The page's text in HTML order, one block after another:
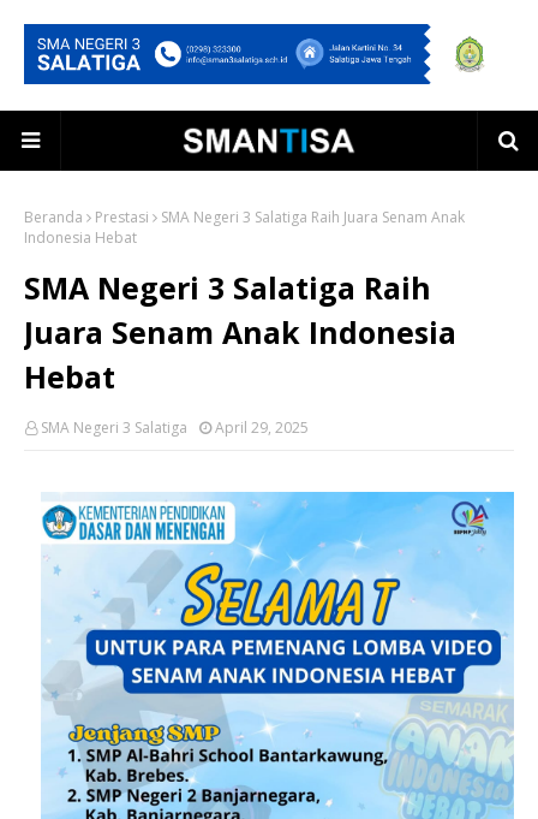
Beranda Prestasi
SMA Negeri 3 Salatiga Raih Juara Senam Anak
Indonesia Hebat
SMA Negeri 3 Salatiga Raih
Juara Senam Anak Indonesia
Hebat
SMA Negeri 3 Salatiga April 29, 2025